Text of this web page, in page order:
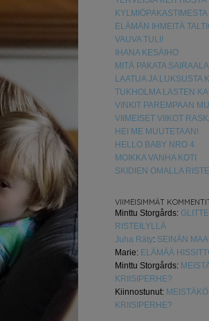
KYLMIÖPAKASTIMESTA
ELÄMÄN IHMEITÄ
VAUVA TULI!
IHANA KESÄIHO
MITÄ PAKATA
LAATUA JA LUKSUSTA
TUKHOLMA LASTEN
VINKIT PAREMPAAN
VIIMEISET VIIKOT
HEI ME MUUTETAAN!
HELLO BABY NRO 4
MOIKKA VANHA KOTI
SKIDIEN OMALLA
VIIMEISIMMÄT
Minttu Storgårds:
RISTEILYLLÄ
Juha Räty: SEINÄN
Marie: ELÄMÄÄ
Minttu Storgårds:
KRIISIPERHE?
Kiinnostunut:
KRIISIPERHE?